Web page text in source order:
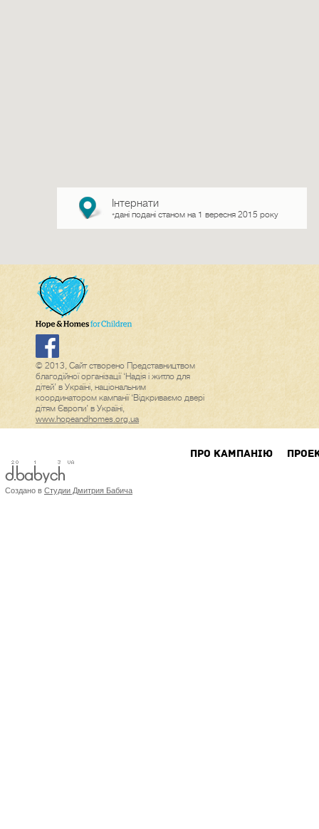
Інтернати
*дані подані станом на 1 вересня 2015 року
© 2013, Сайт створено Представництвом
благодійної організації ‘Надія і житло для
дітей’ в Україні, національним
координатором кампанії ‘Відкриваємо двері
дітям Європи’ в Україні,
www.hopeandhomes.org.ua
ПРО КАМПАНIЮ
Создано в Студии Дмитрия Бабича